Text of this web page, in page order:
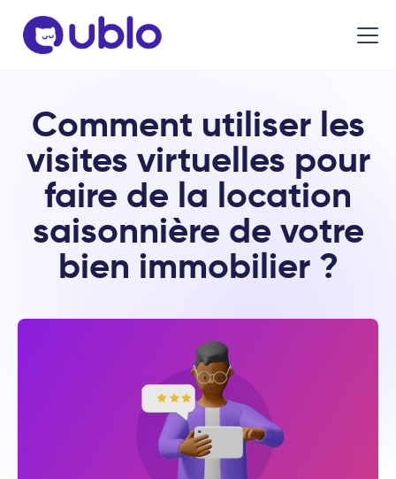
Comment utiliser les
visites virtuelles pour
faire de la location
saisonnière de votre
bien immobilier ?